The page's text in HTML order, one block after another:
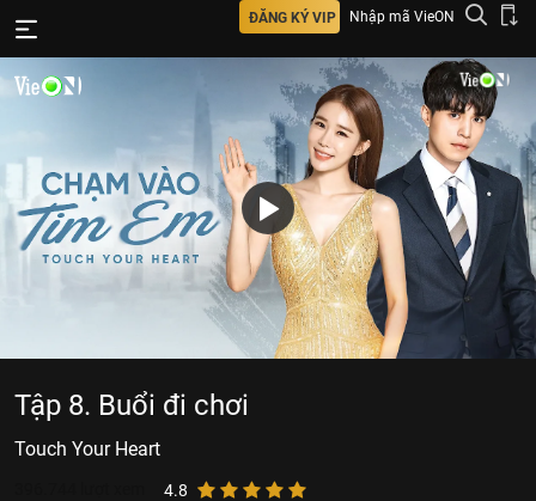
ĐĂNG KÝ VIP Nhập mã VieON
Tập 8. Buổi đi chơi
Touch Your Heart
4.8